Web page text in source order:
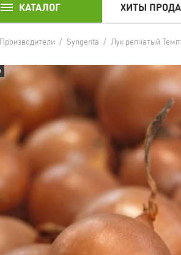
КАТАЛОГ ХИТЫ
Производители / Syngenta / Лук репчатый